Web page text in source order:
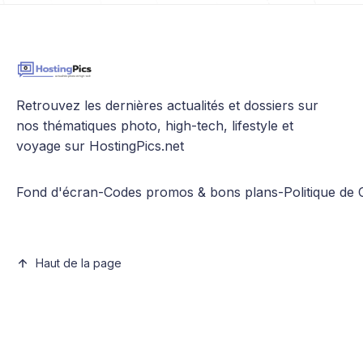
Retrouvez les dernières actualités et dossiers sur
nos thématiques photo, high-tech, lifestyle et
voyage sur HostingPics.net
Fond d'écran-Codes promos & bons plans-Politique de
Haut de la page